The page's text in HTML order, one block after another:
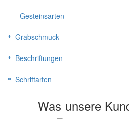
Gesteinsarten
Grabschmuck
Beschriftungen
Schriftarten
Was unsere